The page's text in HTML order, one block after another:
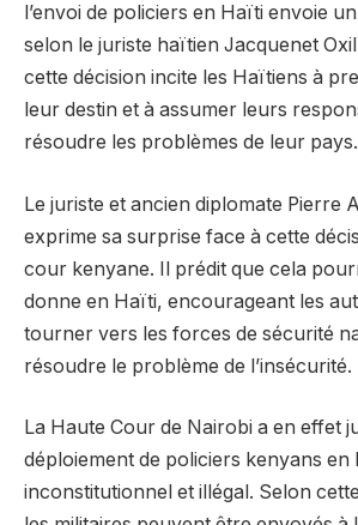
l’envoi de policiers en Haïti envoie
selon le juriste haïtien Jacquenet
cette décision incite les Haïtiens à
leur destin et à assumer leurs
résoudre les problèmes de leur pays.
Le juriste et ancien diplomate Pierre
exprime sa surprise face à cette
cour kenyane. Il prédit que cela
donne en Haïti, encourageant les
tourner vers les forces de sécurité
résoudre le problème de l’insécurité.
La Haute Cour de Nairobi a en effet
déploiement de policiers kenyans en
inconstitutionnel et illégal. Selon